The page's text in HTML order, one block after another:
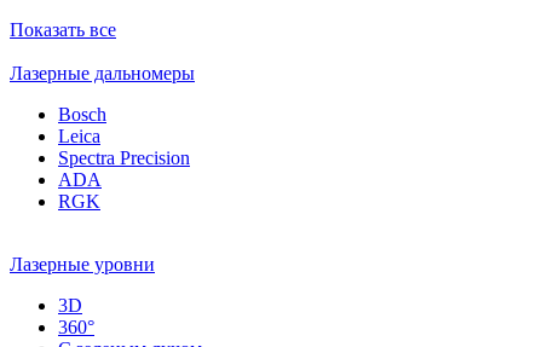
Показать все
Лазерные дальномеры
Bosch
Leica
Spectra Precision
ADA
RGK
Лазерные уровни
3D
360°